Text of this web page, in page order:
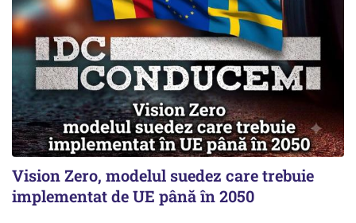
Vision Zero, modelul suedez care trebuie
implementat de UE până în 2050